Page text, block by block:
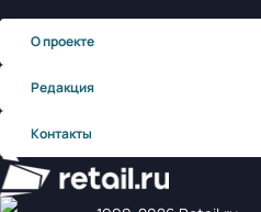
О проекте
Редакция
Контакты